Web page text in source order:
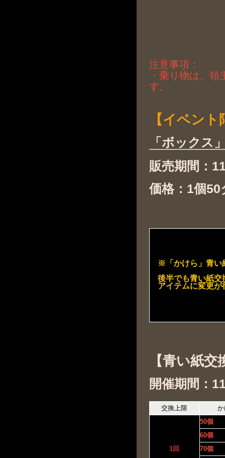
注意事項：
・乗り物は、
す。
【イベン
「ボックス
販売期間：
価格：1個50
※「かけら」青い
後半でも青い紙交
アイテムに変更が
【青い紙
開催期間：
交換上限
1回
50個
60個
70個